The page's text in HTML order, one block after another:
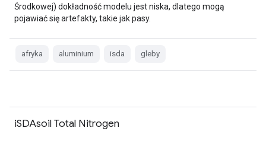
Środkowej) dokładność modelu jest niska, dlatego mogą
pojawiać się artefakty, takie jak pasy.
afryka aluminium isda gleby
iSDAsoil Total Nitrogen